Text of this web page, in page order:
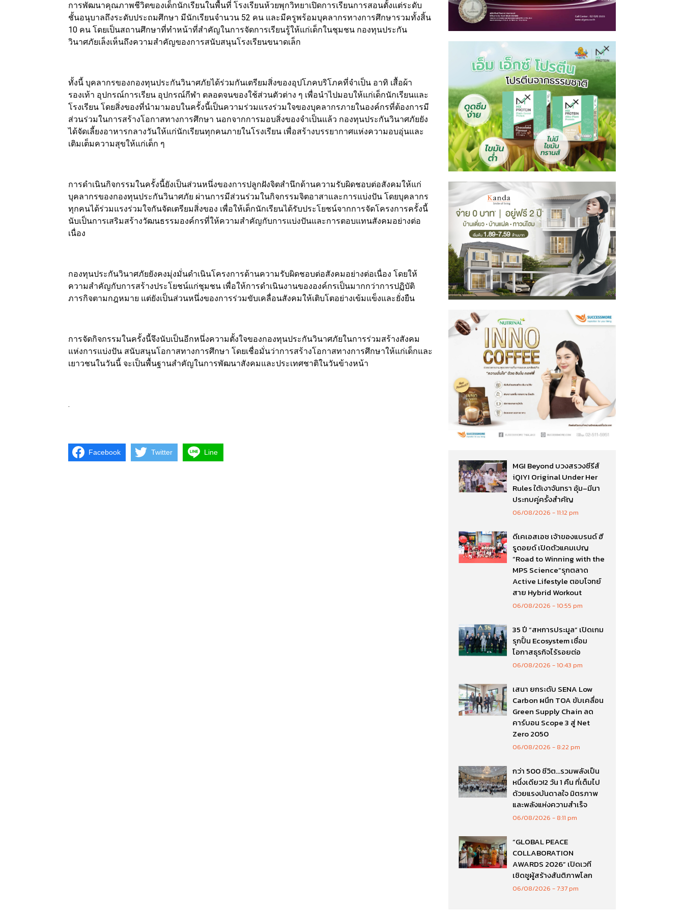
การพัฒนาคุณภาพชีวิตของเด็กนักเรียนในพื้นที่ โรงเรียนห้วยพุกวิทยาเปิดการเรียนการสอนตั้งแต่ระดับ
ชั้นอนุบาลถึงระดับประถมศึกษา มีนักเรียนจำนวน 52 คน และมีครูพร้อมบุคลากรทางการศึกษารวมทั้งสิ้น
10 คน โดยเป็นสถานศึกษาที่ทำหน้าที่สำคัญในการจัดการเรียนรู้ให้แก่เด็กในชุมชน กองทุนประกัน
วินาศภัยเล็งเห็นถึงความสำคัญของการสนับสนุนโรงเรียนขนาดเล็ก
ทั้งนี้ บุคลากรของกองทุนประกันวินาศภัยได้ร่วมกันเตรียมสิ่งของอุปโภคบริโภคที่จำเป็น อาทิ เสื้อผ้า
รองเท้า อุปกรณ์การเรียน อุปกรณ์กีฬา ตลอดจนของใช้ส่วนตัวต่าง ๆ เพื่อนำไปมอบให้แก่เด็กนักเรียนและ
โรงเรียน โดยสิ่งของที่นำมามอบในครั้งนี้เป็นความร่วมแรงร่วมใจของบุคลากรภายในองค์กรที่ต้องการมี
ส่วนร่วมในการสร้างโอกาสทางการศึกษา นอกจากการมอบสิ่งของจำเป็นแล้ว กองทุนประกันวินาศภัยยัง
ได้จัดเลี้ยงอาหารกลางวันให้แก่นักเรียนทุกคนภายในโรงเรียน เพื่อสร้างบรรยากาศแห่งความอบอุ่นและ
เติมเต็มความสุขให้แก่เด็ก ๆ
การดำเนินกิจกรรมในครั้งนี้ยังเป็นส่วนหนึ่งของการปลูกฝังจิตสำนึกด้านความรับผิดชอบต่อสังคมให้แก่
บุคลากรของกองทุนประกันวินาศภัย ผ่านการมีส่วนร่วมในกิจกรรมจิตอาสาและการแบ่งปัน โดยบุคลากร
ทุกคนได้ร่วมแรงร่วมใจกันจัดเตรียมสิ่งของ เพื่อให้เด็กนักเรียนได้รับประโยชน์จากการจัดโครงการครั้งนี้
นับเป็นการเสริมสร้างวัฒนธรรมองค์กรที่ให้ความสำคัญกับการแบ่งปันและการตอบแทนสังคมอย่างต่อ
เนื่อง
กองทุนประกันวินาศภัยยังคงมุ่งมั่นดำเนินโครงการด้านความรับผิดชอบต่อสังคมอย่างต่อเนื่อง โดยให้
ความสำคัญกับการสร้างประโยชน์แก่ชุมชน เพื่อให้การดำเนินงานขององค์กรเป็นมากกว่าการปฏิบัติ
ภารกิจตามกฎหมาย แต่ยังเป็นส่วนหนึ่งของการร่วมขับเคลื่อนสังคมให้เติบโตอย่างเข้มแข็งและยั่งยืน
การจัดกิจกรรมในครั้งนี้จึงนับเป็นอีกหนึ่งความตั้งใจของกองทุนประกันวินาศภัยในการร่วมสร้างสังคม
แห่งการแบ่งปัน สนับสนุนโอกาสทางการศึกษา โดยเชื่อมั่นว่าการสร้างโอกาสทางการศึกษาให้แก่เด็กและ
เยาวชนในวันนี้ จะเป็นพื้นฐานสำคัญในการพัฒนาสังคมและประเทศชาติในวันข้างหน้า
.
Facebook Twitter Line
MGI Beyond บวงสรวงซีรีส์
iQIYI Original Under Her
Rules ใต้เงาจันทรา อุ้ม–มีนา
ประกบคู่ครั้งสำคัญ
06/08/2026 11:12 pm
ดีเคเอสเอช เจ้าของแบรนด์ ฮี
รูดอยด์ เปิดตัวแคมเปญ
“Road to Winning with the
MPS Science”รุกตลาด
Active Lifestyle ตอบโจทย์
สาย Hybrid Workout
06/08/2026 10:55 pm
35 ปี “สหการประมูล” เปิดเกม
รุกปั้น Ecosystem เชื่อม
โอกาสธุรกิจไร้รอยต่อ
06/08/2026 10:43 pm
เสนา ยกระดับ SENA Low
Carbon ผนึก TOA ขับเคลื่อน
Green Supply Chain ลด
คาร์บอน Scope 3 สู่ Net
Zero 2050
06/08/2026 8:22 pm
กว่า 500 ชีวิต…รวมพลังเป็น
หนึ่งเดียว!2 วัน 1 คืน ที่เต็มไป
ด้วยแรงบันดาลใจ มิตรภาพ
และพลังแห่งความสำเร็จ
06/08/2026 8:11 pm
“GLOBAL PEACE
COLLABORATION
AWARDS 2026” เปิดเวที
เชิดชูผู้สร้างสันติภาพโลก
06/08/2026 7:37 pm